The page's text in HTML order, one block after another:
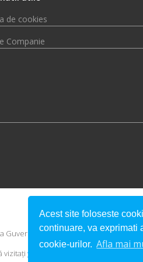
de cookies
Companie
Guvernului României.
vizitaţi www.fonduri-ue.ro
Acest site foloseste
continuare, va exprimati
cookie-urilor. Afla mai